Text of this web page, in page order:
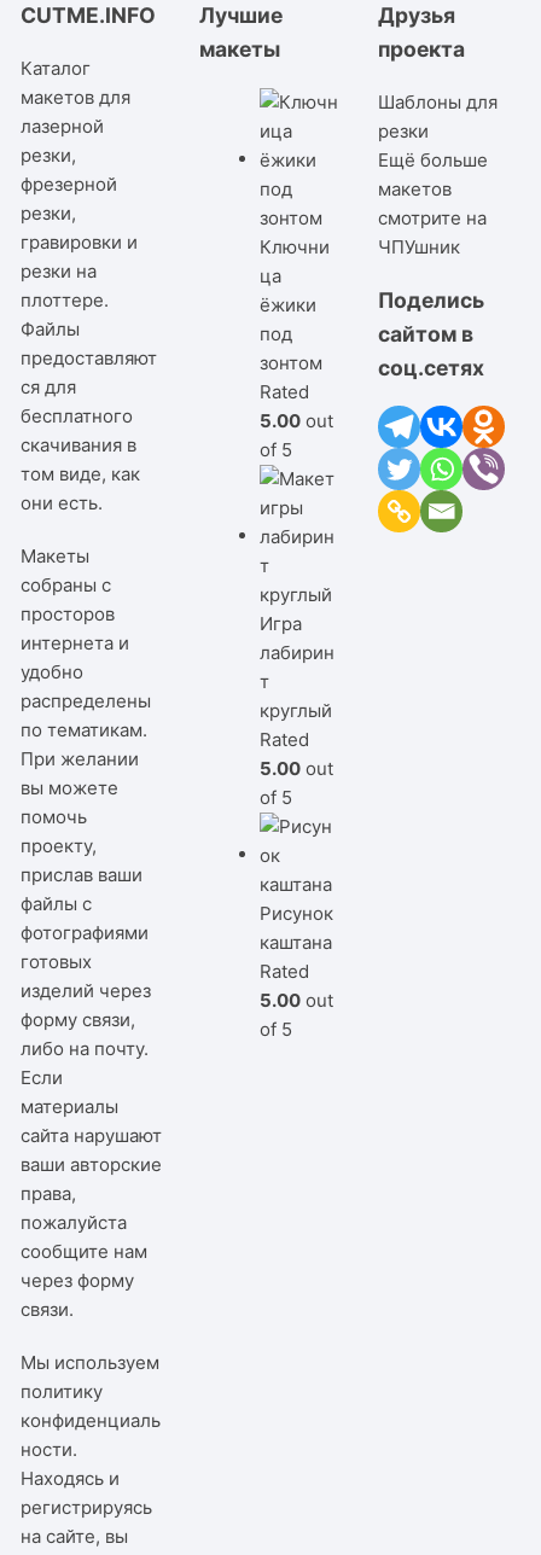
CUTME.INFO
Каталог
макетов для
лазерной
резки,
фрезерной
резки,
гравировки и
резки на
плоттере.
Файлы
предоставляют
ся для
бесплатного
скачивания в
том виде, как
они есть.
Макеты
собраны с
просторов
интернета и
удобно
распределены
по тематикам.
При желании
вы можете
помочь
проекту,
прислав ваши
файлы с
фотографиями
готовых
изделий через
форму связи,
либо на почту.
Если
материалы
сайта нарушают
ваши авторские
права,
пожалуйста
сообщите нам
черезформу
связи.
Мы используем
политику
конфиденциаль
ности.
Находясь и
регистрируясь
на сайте, вы
Лучшие
макеты
Ключни
ца
ёжики
под
зонтом
Rated
5.00 out
of 5
Игра
лабирин
т
круглый
Rated
5.00 out
of 5
Рисунок
каштана
Rated
5.00 out
of 5
Друзья
проекта
Шаблоны для
резки
Ещё больше
макетов
смотрите на
ЧПУшник
Поделись
сайтом в
соц.сетях